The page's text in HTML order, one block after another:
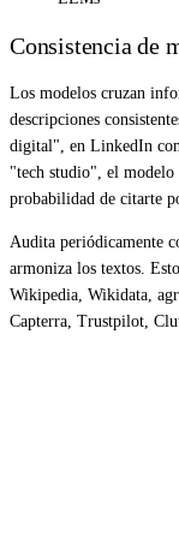
Consistencia de
Los modelos cruzan
descripciones
digital", en LinkedIn
"tech studio", el modelo
probabilidad de citarte
Audita periódicamente
armoniza los textos.
Wikipedia, Wikidata,
Capterra, Trustpilot,